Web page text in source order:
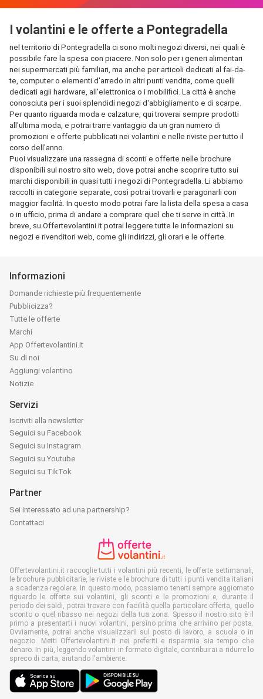
I volantini e le offerte a Pontegradella
nel territorio di Pontegradella ci sono molti negozi diversi, nei quali è
possibile fare la spesa con piacere. Non solo per i generi alimentari
nei supermercati più familiari, ma anche per articoli dedicati al fai-da-
te, computer o elementi d'arredo in altri punti vendita, come quelli
dedicati agli hardware, all'elettronica o i mobilifici. La città è anche
conosciuta per i suoi splendidi negozi d'abbigliamento e di scarpe.
Per quanto riguarda moda e calzature, qui troverai sempre prodotti
all'ultima moda, e potrai trarre vantaggio da un gran numero di
promozioni e offerte pubblicati nei volantini e nelle riviste per tutto il
corso dell'anno.
Puoi visualizzare una rassegna di sconti e offerte nelle brochure
disponibili sul nostro sito web, dove potrai anche scoprire tutto sui
marchi disponibili in quasi tutti i negozi di Pontegradella. Li abbiamo
raccolti in categorie separate, così potrai trovarli e paragonarli con
maggior facilità. In questo modo potrai fare la lista della spesa a casa
o in ufficio, prima di andare a comprare quel che ti serve in città. In
breve, su Offertevolantini.it potrai leggere tutte le informazioni su
negozi e rivenditori web, come gli indirizzi, gli orari e le offerte.
Informazioni
Domande richieste più frequentemente
Pubblicizza?
Tutte le offerte
Marchi
App Offertevolantini.it
Su di noi
Aggiungi volantino
Notizie
Servizi
Iscriviti alla newsletter
Seguici su Facebook
Seguici su Instagram
Seguici su Youtube
Seguici su TikTok
Partner
Sei interessato ad una partnership?
Contattaci
Offertevolantini.it raccoglie tutti i volantini più recenti, le offerte settimanali,
le brochure pubblicitarie, le riviste e le brochure di tutti i punti vendita italiani
a scadenza regolare. In questo modo, possiamo tenerti sempre aggiornato
riguardo le offerte sui volantini, gli sconti e le promozioni e, durante il
periodo dei saldi, potrai trovare con facilità quella particolare offerta, quello
sconto o quel ribasso nei negozi della tua zona. Spesso il nostro sito è il
primo a presentarti i nuovi volantini, persino prima che arrivino per posta.
Ovviamente, potrai anche visualizzarli sul posto di lavoro, a scuola o in
negozio. Metti Offertevolantini.it nei preferiti e risparmia sia tempo che
denaro. In più, leggendo volantini in formato digitale, contribuirai a ridurre lo
spreco di carta, aiutando l'ambiente.